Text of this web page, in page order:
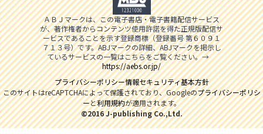
ＡＢＪマークは、この電子書店・電子書籍配信サービス
が、著作権者からコンテンツ使用許諾を得た正規版配信サ
ービスであることを示す登録商標（登録番号 第６０９１
７１３号）です。ABJマークの詳細、ABJマークを掲示し
ているサービスの一覧はこちらをご覧ください。→
https://aebs.or.jp/
プライバシーポリシー情報セキュリティ基本方針
このサイトはreCAPTCHAによって保護されており、Googleのプライバシーポリシ
ーと利用規約が適用されます。
©2016 J-publishing Co.,Ltd.